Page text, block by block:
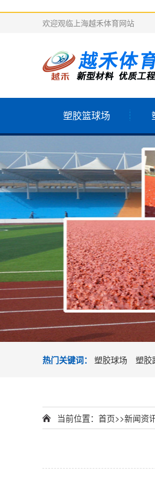
欢迎观临上海越禾体育网站
塑胶篮球场
热门关键词： 塑胶球场 塑胶
当前位置： 首页>>新闻资